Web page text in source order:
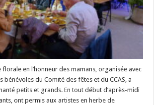
en l’honneur des mamans, organisée avec
bénévoles du Comité des fêtes et du CCAS, a
petits et grands. En tout début d’après-midi
ont permis aux artistes en herbe de